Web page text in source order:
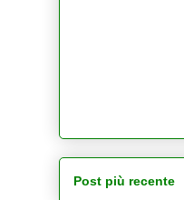
Post più recente